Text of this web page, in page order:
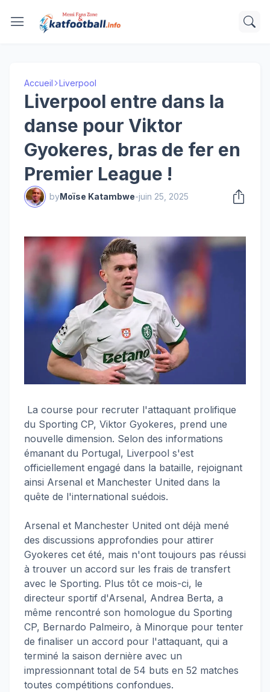
Accueil Liverpool
Liverpool entre dans la
danse pour Viktor
Gyokeres, bras de fer en
Premier League !
byMoïse Katambwe-juin 25, 2025
La course pour recruter l'attaquant prolifique
du Sporting CP, Viktor Gyokeres, prend une
nouvelle dimension. Selon des informations
émanant du Portugal, Liverpool s'est
officiellement engagé dans la bataille, rejoignant
ainsi Arsenal et Manchester United dans la
quête de l'international suédois.
Arsenal et Manchester United ont déjà mené
des discussions approfondies pour attirer
Gyokeres cet été, mais n'ont toujours pas réussi
à trouver un accord sur les frais de transfert
avec le Sporting. Plus tôt ce mois-ci, le
directeur sportif d'Arsenal, Andrea Berta, a
même rencontré son homologue du Sporting
CP, Bernardo Palmeiro, à Minorque pour tenter
de finaliser un accord pour l'attaquant, qui a
terminé la saison dernière avec un
impressionnant total de 54 buts en 52 matches
toutes compétitions confondues.